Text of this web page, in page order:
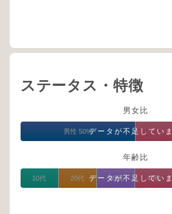
ステータス・特徴
男女比
データが不足してい
男性 50%
年齢比
データが不足してい
10代 20代 30代 40代